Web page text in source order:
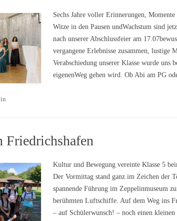
Sechs Jahre voller Erinnerungen,
Witze in den Pausen undWachstum sind
nach unserer Abschlussfeier am
vergangene Erlebnisse zusammen, lustige
Verabschiedung unserer Klasse wurde uns
eigenenWeg gehen wird. Ob Abi am PG
Friedrichshafen
Kultur und Bewegung vereinte Klasse 5
Der Vormittag stand ganz im Zeichen der
spannende Führung im Zeppelinmuseum
berühmten Luftschiffe. Auf dem Weg ins
– auf Schülerwunsch! – noch einen